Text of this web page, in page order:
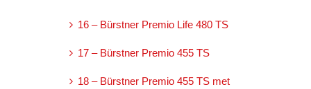
16 – Bürstner Premio Life 480 TS
17 – Bürstner Premio 455 TS
18 – Bürstner Premio 455 TS met